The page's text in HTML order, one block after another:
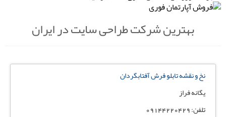
بهترین شرکت طراحی سایت در ایران
نخ و نقشه تابلو فرش آفتابگردان
يگانه فراز
تلفن: 09144220429